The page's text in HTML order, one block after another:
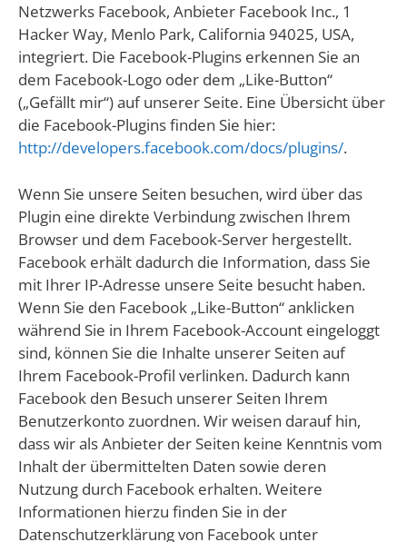
Netzwerks Facebook, Anbieter Facebook Inc., 1
Hacker Way, Menlo Park, California 94025, USA,
integriert. Die Facebook-Plugins erkennen Sie an
dem Facebook-Logo oder dem „Like-Button“
(„Gefällt mir“) auf unserer Seite. Eine Übersicht über
die Facebook-Plugins finden Sie hier:
http://developers.facebook.com/docs/plugins/.
Wenn Sie unsere Seiten besuchen, wird über das
Plugin eine direkte Verbindung zwischen Ihrem
Browser und dem Facebook-Server hergestellt.
Facebook erhält dadurch die Information, dass Sie
mit Ihrer IP-Adresse unsere Seite besucht haben.
Wenn Sie den Facebook „Like-Button“ anklicken
während Sie in Ihrem Facebook-Account eingeloggt
sind, können Sie die Inhalte unserer Seiten auf
Ihrem Facebook-Profil verlinken. Dadurch kann
Facebook den Besuch unserer Seiten Ihrem
Benutzerkonto zuordnen. Wir weisen darauf hin,
dass wir als Anbieter der Seiten keine Kenntnis vom
Inhalt der übermittelten Daten sowie deren
Nutzung durch Facebook erhalten. Weitere
Informationen hierzu finden Sie in der
Datenschutzerklärung von Facebook unter